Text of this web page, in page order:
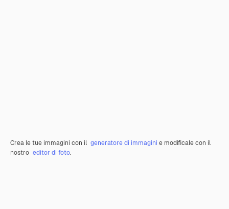
Crea le tue immagini con il generatore di immagini e modificale con il
nostro editor di foto.